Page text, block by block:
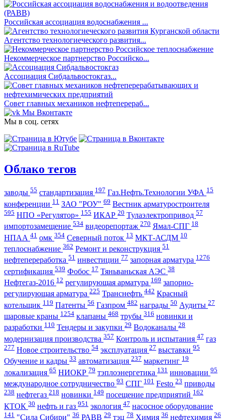
Российская ассоциация водоснабжения ...
Агентство технологиеческого развития...
Некоммерческое партнерство Российско...
Ассоциация Сибдальвостокгаз...
Совет главных механиков нефтеперераб...
Мы Вконтакте
Мы в соц. сетях
Облако тегов
заводы 55 стандартизация 197 Газ.Нефть.Технологии УФА 15
конференции 11 ЗАО "РОУ" 69 Вестник арматуростроителя
595 НПО «Регулятор» 155 ИКАР 20 Тулаэлектропривод 57
импортозамещение 534 видеорепортаж 270 Ямал-СПГ 18
НПАА 41 омк 354 Северный поток 13 МКТ-АСДМ 10
теплоснабжение 362 Ремонт и реконструкция 51
нефтепереработка 51 инвестиции 77 запорная арматура 1276
сертификация 539 Фобос 17 Тяньваньская АЭС 38
Нефтегаз-2016 12 регулирующая арматура 169 запорно-
регулирующая арматура 225 Транснефть 442 Красный
котельщик 119 Патенты 56 Газпром 482 награды 50 Аудиты 27
шаровые краны 1254 клапаны 468 трубы 316 новинки и
разработки 110 Тендеры и закупки 29 Водоканалы 28
модернизация производства 357 Контроль и испытания 47 газ
277 Новое строительство 54 эксплуатация 27 выставки 95
Обучение и кадры 33 автоматизация 237 маркетинг 19
локализация 65 НИОКР 79 тэплоэнергетика 131 инновации 95
международное сотрудничество 93 СПГ 101 Festo 23 приводы
238 нефтегаз 218 новинки 149 посещение предприятий 162
КТОК 30 нефть и газ 951 экология 47 насосное оборудование
141 "Сила Сибири" 36 РАВВ 29 тэц 78 Химия 36 нефтехимия 26